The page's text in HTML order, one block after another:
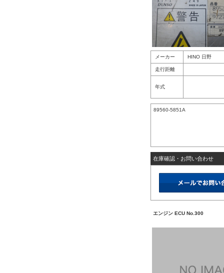
メーカー HINO 日野
走行距離
年式
89560-5851A
在庫確認・お問い合わせ
エンジン ECU No.300